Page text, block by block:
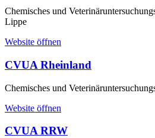
Chemisches und
Lippe
Website öffnen
CVUA Rheinland
Chemisches und
Website öffnen
CVUA RRW